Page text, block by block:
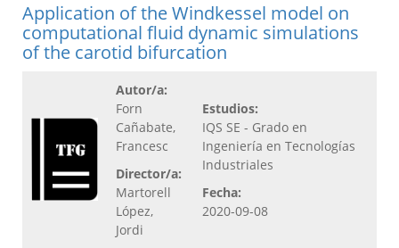
Application of the Windkessel model on
computational fluid dynamic simulations
of the carotid bifurcation
Autor/a:
Forn
Cañabate,
Francesc
Director/a:
Martorell
López,
Jordi
Estudios:
IQS SE - Grado en
Ingeniería en Tecnologías
Industriales
Fecha:
2020-09-08